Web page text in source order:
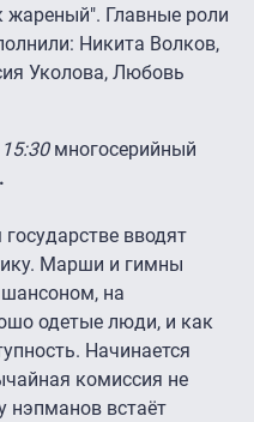
жареный". Главные роли
Никита Волков,
Уколова, Любовь
многосерийный
вводят
Марши и гимны
на
одетые люди, и как
Начинается
комиссия не
нэпманов встаёт